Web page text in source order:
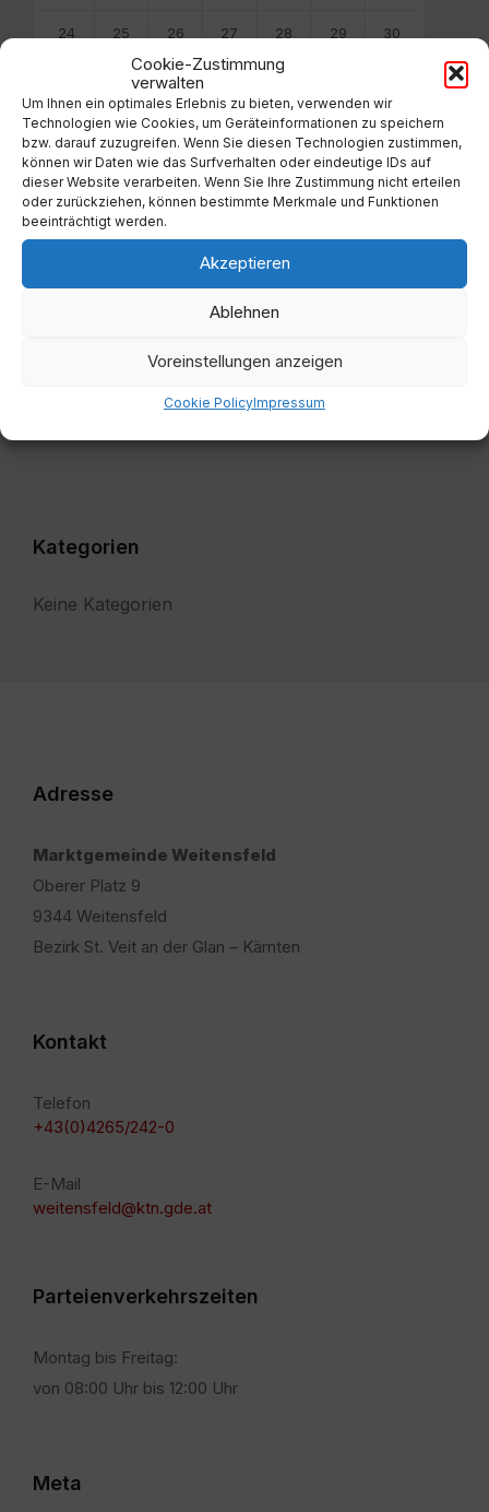
Cookie-Zustimmung
verwalten
Um Ihnen ein optimales Erlebnis zu bieten, verwenden wir
Technologien wie Cookies, um Geräteinformationen zu speichern
bzw. darauf zuzugreifen. Wenn Sie diesen Technologien zustimmen,
können wir Daten wie das Surfverhalten oder eindeutige IDs auf
dieser Website verarbeiten. Wenn Sie Ihre Zustimmung nicht erteilen
oder zurückziehen, können bestimmte Merkmale und Funktionen
beeinträchtigt werden.
Akzeptieren
Ablehnen
Voreinstellungen anzeigen
Cookie PolicyImpressum
24 25 26 27 28 29 30
2 4
Back
to
calendar
days
Filter
Von:
Filter
Kategorien
Keine Kategorien
Adresse
Marktgemeinde Weitensfeld
Oberer Platz 9
9344 Weitensfeld
Bezirk St. Veit an der Glan – Kärnten
Kontakt
Telefon
+43(0)4265/242-0
E-Mail
weitensfeld@ktn.gde.at
Parteienverkehrszeiten
Montag bis Freitag:
von 08:00 Uhr bis 12:00 Uhr
Meta